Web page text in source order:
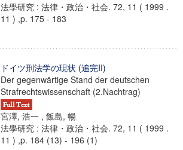
法學研究 : 法律・政治・社会. 72, 11 ( 1999 .
11 ) ,p. 175 - 183
ドイツ刑法学の現状 (追完II)
Der gegenwärtige Stand der deutschen
Strafrechtswissenschaft (2.Nachtrag)
宮澤, 浩一 , 飯島, 暢
法學研究 : 法律・政治・社会. 72, 11 ( 1999 .
11 ) ,p. 184 (13) - 196 (1)